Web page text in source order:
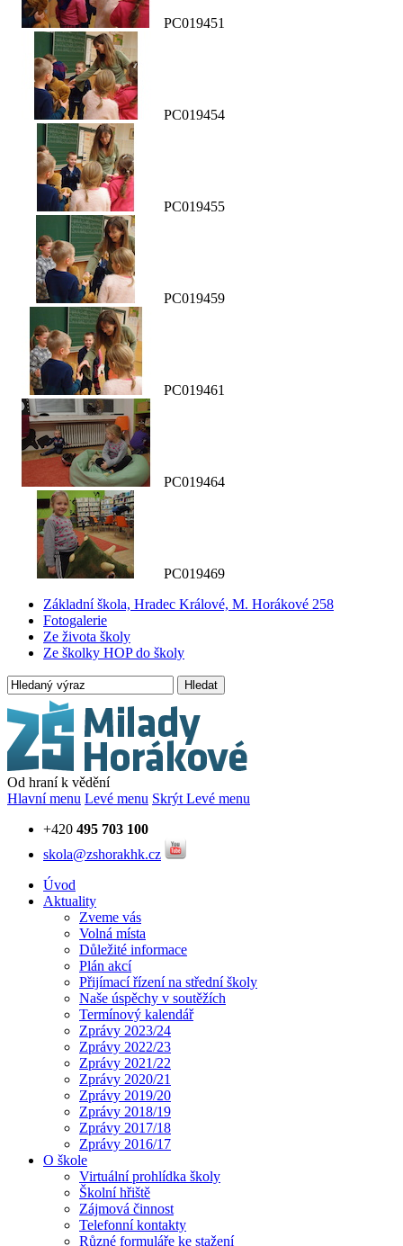
PC019451
PC019454
PC019455
PC019459
PC019461
PC019464
PC019469
Základní škola, Hradec Králové, M. Horákové 258
Fotogalerie
Ze života školy
Ze školky HOP do školy
Hledat
Od hraní k vědění
Hlavní menu Levé menu Skrýt Levé menu
+420 495 703 100
skola@zshorakhk.cz
Úvod
Aktuality
Zveme vás
Volná místa
Důležité informace
Plán akcí
Přijímací řízení na střední školy
Naše úspěchy v soutěžích
Termínový kalendář
Zprávy 2023/24
Zprávy 2022/23
Zprávy 2021/22
Zprávy 2020/21
Zprávy 2019/20
Zprávy 2018/19
Zprávy 2017/18
Zprávy 2016/17
O škole
Virtuální prohlídka školy
Školní hřiště
Zájmová činnost
Telefonní kontakty
Různé formuláře ke stažení